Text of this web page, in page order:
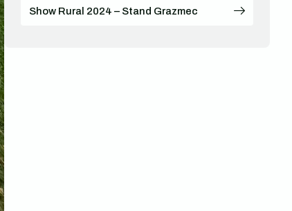
Show Rural 2024 – Stand Grazmec